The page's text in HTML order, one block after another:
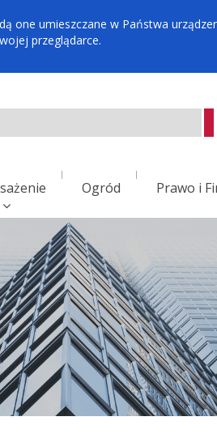
one umieszczane w Państwa
przeglądarce.
Ogród Prawo i